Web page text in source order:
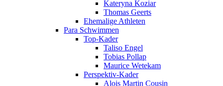
Kateryna Koziar
Thomas Geerts
Ehemalige Athleten
Para Schwimmen
Top-Kader
Taliso Engel
Tobias Pollap
Maurice Wetekam
Perspektiv-Kader
Alois Martin Cousin